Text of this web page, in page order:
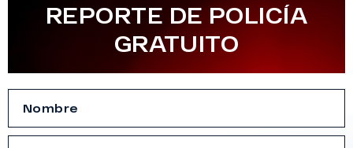
REPORTE DE POLICÍA
GRATUITO